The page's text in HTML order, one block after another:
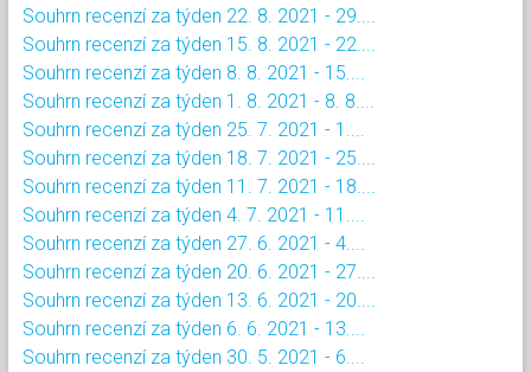
Souhrn recenzí za týden 22. 8. 2021 - 29....
Souhrn recenzí za týden 15. 8. 2021 - 22....
Souhrn recenzí za týden 8. 8. 2021 - 15....
Souhrn recenzí za týden 1. 8. 2021 - 8. 8....
Souhrn recenzí za týden 25. 7. 2021 - 1....
Souhrn recenzí za týden 18. 7. 2021 - 25....
Souhrn recenzí za týden 11. 7. 2021 - 18....
Souhrn recenzí za týden 4. 7. 2021 - 11....
Souhrn recenzí za týden 27. 6. 2021 - 4....
Souhrn recenzí za týden 20. 6. 2021 - 27....
Souhrn recenzí za týden 13. 6. 2021 - 20....
Souhrn recenzí za týden 6. 6. 2021 - 13....
Souhrn recenzí za týden 30. 5. 2021 - 6....